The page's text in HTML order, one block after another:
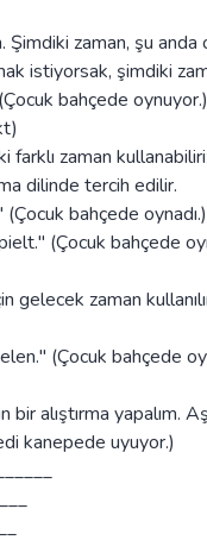
zaman, şu
istiyorsak, şimdiki
bahçede oynuyor.)
farklı zaman
dilinde tercih edilir.
bahçede
(Çocuk bahçede
gelecek zaman
(Çocuk bahçede
alıştırma yapalım.
kanepede uyuyor.)